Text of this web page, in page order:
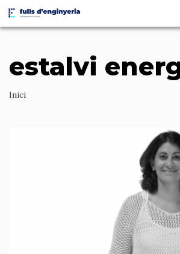
Vés
contingut
estalvi
Ruta
Inici